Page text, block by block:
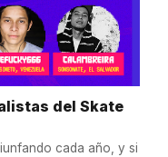
del Skate
cada año, y si